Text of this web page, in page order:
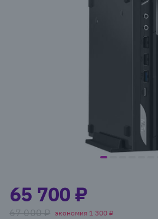
item
of
7
65 700 ₽
67 000 ₽ экономия 1 300 ₽